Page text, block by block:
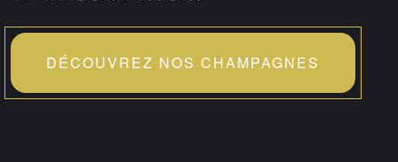
DÉCOUVREZ NOS CHAMPAGNES